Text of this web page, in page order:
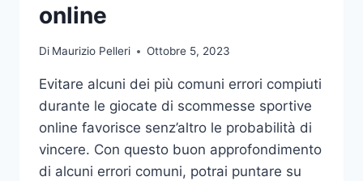
online
Di Maurizio Pelleri Ottobre 5, 2023
Evitare alcuni dei più comuni errori compiuti
durante le giocate di scommesse sportive
online favorisce senz’altro le probabilità di
vincere. Con questo buon approfondimento
di alcuni errori comuni, potrai puntare su